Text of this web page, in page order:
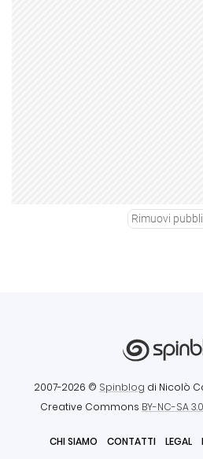
Rimuovi
2007-2026 © Spinblog di Nicolò
Creative Commons BY-NC-SA 3.0
CHI SIAMO CONTATTI LEGAL